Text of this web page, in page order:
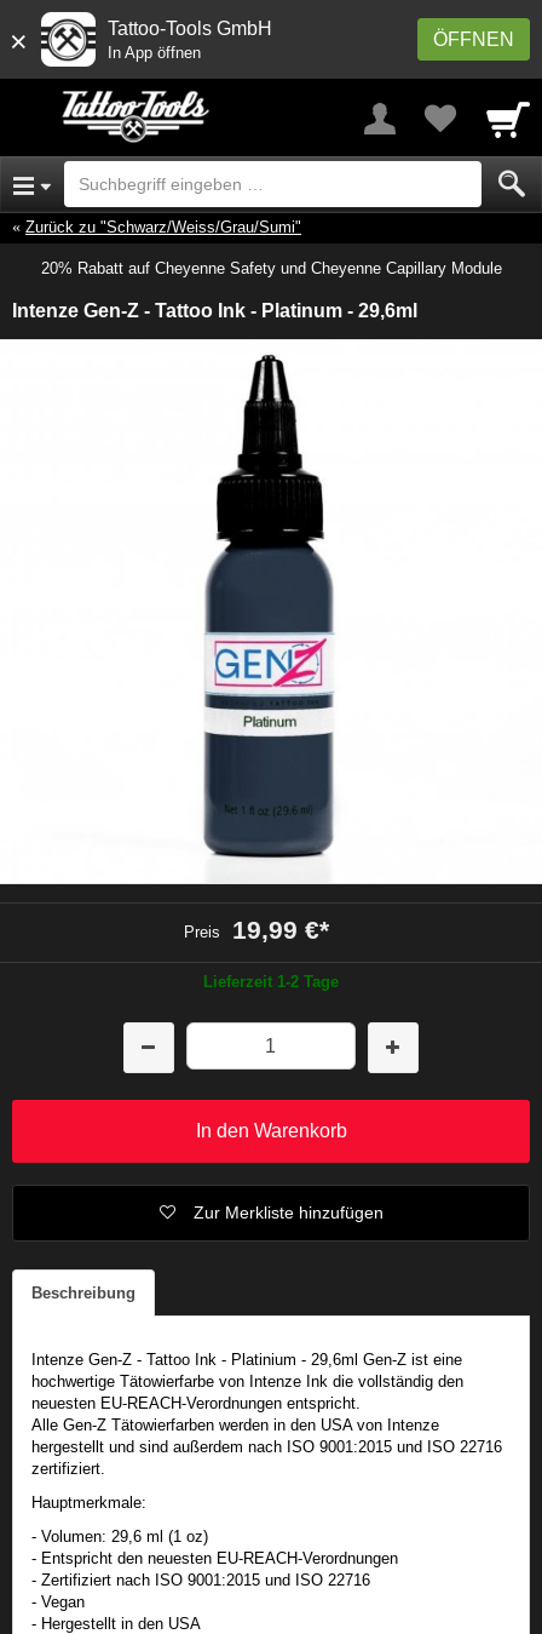
× ÖFFNEN
Tattoo-Tools GmbH
In App öffnen
Zurück zu "Schwarz/Weiss/Grau/Sumi"
20% Rabatt auf Cheyenne Safety und Cheyenne Capillary Module
Intenze Gen-Z - Tattoo Ink - Platinum - 29,6ml
Preis 19,99 €*
Lieferzeit 1-2 Tage
In den Warenkorb
Zur Merkliste hinzufügen
Beschreibung
Intenze Gen-Z - Tattoo Ink - Platinium - 29,6ml Gen-Z ist eine
hochwertige Tätowierfarbe von Intenze Ink die vollständig den
neuesten EU-REACH-Verordnungen entspricht.
Alle Gen-Z Tätowierfarben werden in den USA von Intenze
hergestellt und sind außerdem nach ISO 9001:2015 und ISO 22716
zertifiziert.
Hauptmerkmale:
- Volumen: 29,6 ml (1 oz)
- Entspricht den neuesten EU-REACH-Verordnungen
- Zertifiziert nach ISO 9001:2015 und ISO 22716
- Vegan
- Hergestellt in den USA